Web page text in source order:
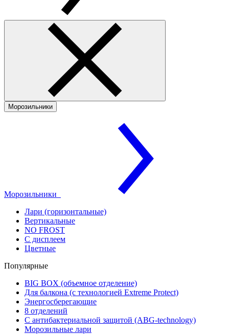
Морозильники
Морозильники
Лари (горизонтальные)
Вертикальные
NO FROST
С дисплеем
Цветные
Популярные
BIG BOX (объемное отделение)
Для балкона (с технологией Extreme Protect)
Энергосберегающие
8 отделений
С антибактериальной защитой (ABG-technology)
Морозильные лари